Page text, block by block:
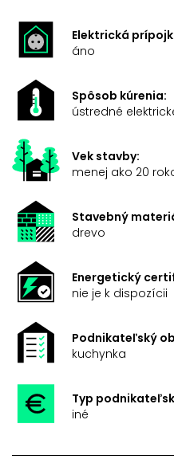
Elektrická
áno
Spôsob kúrenia:
ústredné
Vek stavby:
menej ako 20
Stavebný
drevo
Energetický
nie je k dispozícii
Podnikateľský
kuchynka
Typ
iné